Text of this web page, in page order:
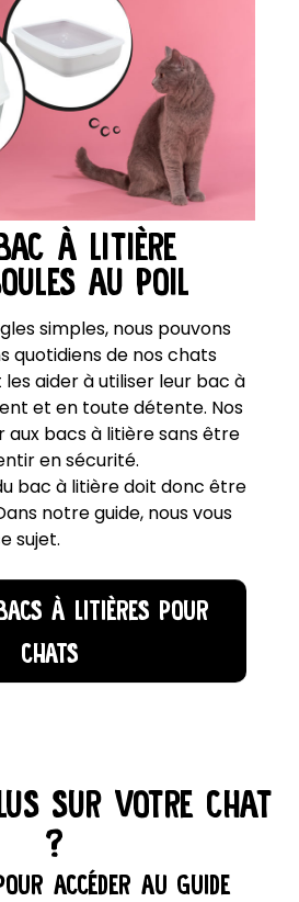
À LITIÈRE
AU POIL
simples, nous pouvons
quotidiens de nos chats
aider à utiliser leur bac à
et en toute détente. Nos
aux bacs à litière sans être
en sécurité.
bac à litière doit donc être
notre guide, nous vous
sujet.
À LITIÈRES POUR
CHATS
SUR VOTRE CHAT
?
ACCÉDER AU GUIDE